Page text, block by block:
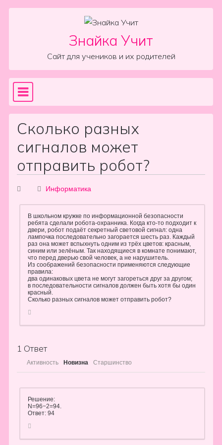
Знайка Учит
Сайт для учеников и их родителей
Main Navigation
Сколько разных
сигналов может
отправить робот?
Информатика
В школьном кружке по информационной безопасности
ребята сделали робота-охранника. Когда кто-то подходит к
двери, робот подаёт секретный световой сигнал: одна
лампочка последовательно загорается шесть раз. Каждый
раз она может вспыхнуть одним из трёх цветов: красным,
синим или зелёным. Так находящиеся в комнате понимают,
что перед дверью свой человек, а не нарушитель.
Из соображений безопасности применяются следующие
правила:
два одинаковых цвета не могут загореться друг за другом;
в последовательности сигналов должен быть хотя бы один
красный.
Сколько разных сигналов может отправить робот?
1 Ответ
Активность Новизна Старшинство
Решение:
N=96−2=94.
Ответ: 94